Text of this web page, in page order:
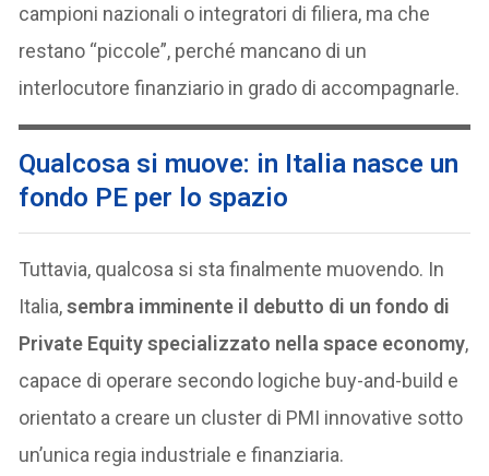
campioni nazionali o integratori di filiera, ma che
restano “piccole”, perché mancano di un
interlocutore finanziario in grado di accompagnarle.
Qualcosa si muove: in Italia nasce un
fondo PE per lo spazio
Tuttavia, qualcosa si sta finalmente muovendo. In
Italia,sembra imminente il debutto di un fondo di
Private Equity specializzato nella space economy,
capace di operare secondo logiche buy-and-build e
orientato a creare un cluster di PMI innovative sotto
un’unica regia industriale e finanziaria.